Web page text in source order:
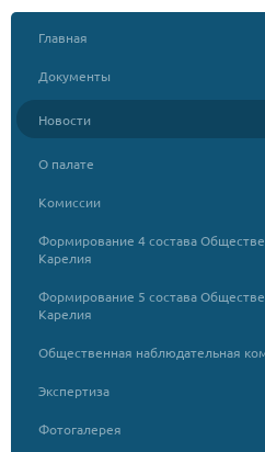
Главная
Документы
Новости
О палате
Комиссии
Формирование 4 состава
Карелия
Формирование 5 состава
Карелия
Общественная наблюдательная
Экспертиза
Фотогалерея